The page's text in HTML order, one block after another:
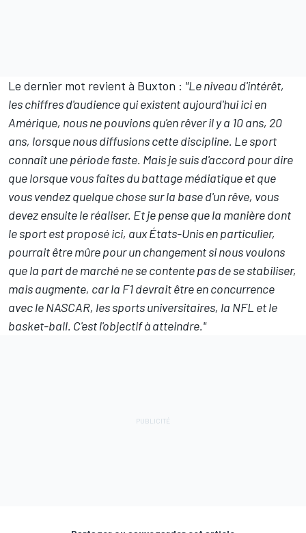
Le dernier mot revient à Buxton : "Le niveau d'intérêt,
les chiffres d'audience qui existent aujourd'hui ici en
Amérique, nous ne pouvions qu'en rêver il y a 10 ans, 20
ans, lorsque nous diffusions cette discipline. Le sport
connaît une période faste. Mais je suis d'accord pour dire
que lorsque vous faites du battage médiatique et que
vous vendez quelque chose sur la base d'un rêve, vous
devez ensuite le réaliser. Et je pense que la manière dont
le sport est proposé ici, aux États-Unis en particulier,
pourrait être mûre pour un changement si nous voulons
que la part de marché ne se contente pas de se stabiliser,
mais augmente, car la F1 devrait être en concurrence
avec le NASCAR, les sports universitaires, la NFL et le
basket-ball. C'est l'objectif à atteindre."